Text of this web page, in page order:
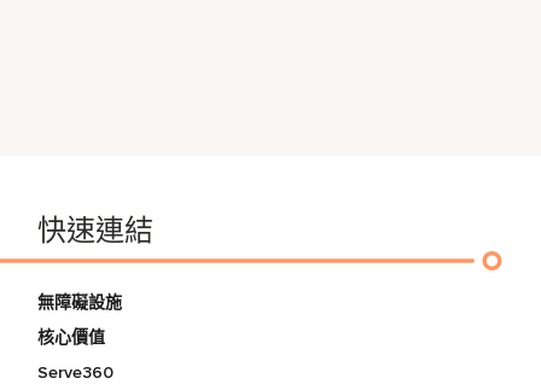
快速連結
無障礙設施
核心價值
Serve360